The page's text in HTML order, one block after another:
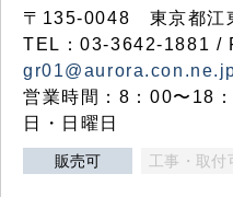
〒135-0048 東京都江
TEL：03-3642-1881 /
営業時間：8：00〜18
日・日曜日
販売可 工事・取付